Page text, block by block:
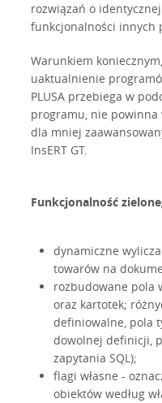
rozwiązań o
funkcjonalności innych
Warunkiem
uaktualnienie
PLUSA przebiega w
programu, nie
dla mniej
InsERT GT.
Funkcjonalność
dynamiczne
towarów na
rozbudowane pola
oraz kartotek;
definiowalne, pola
dowolnej definicji,
zapytania SQL);
flagi własne -
obiektów według